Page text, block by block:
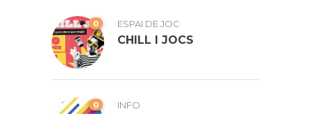
0 ESPAI DE JOC
CHILL I JOCS
0 INFO